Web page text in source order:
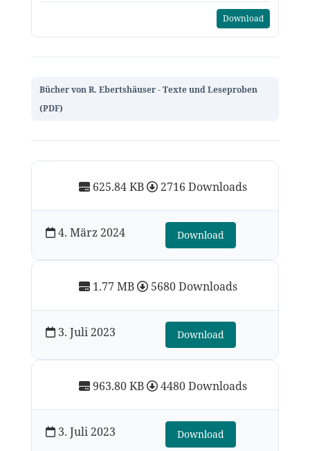
Download
Bücher von R. Ebertshäuser - Texte und Leseproben
(PDF)
625.84 KB 2716 Downloads
4. März 2024 Download
1.77 MB 5680 Downloads
3. Juli 2023 Download
963.80 KB 4480 Downloads
3. Juli 2023 Download